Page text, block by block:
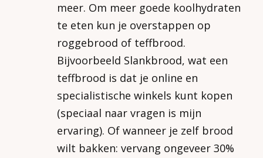
meer. Om meer goede koolhydraten
te eten kun je overstappen op
roggebrood of teffbrood.
Bijvoorbeeld Slankbrood, wat een
teffbrood is dat je online en
specialistische winkels kunt kopen
(speciaal naar vragen is mijn
ervaring). Of wanneer je zelf brood
wilt bakken: vervang ongeveer 30%